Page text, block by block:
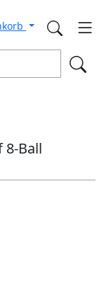
8-Ball